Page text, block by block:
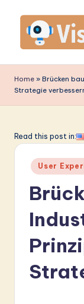
content
is
u
li
A
G
Home » Brücken
Strategie
Read this post in:
Posted
in
User